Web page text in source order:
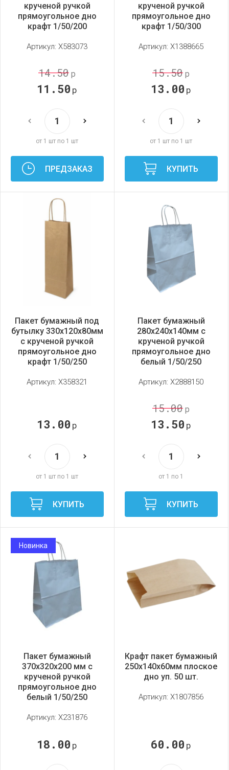
крученой ручкой
прямоугольное дно
крафт 1/50/200
Артикул: X583073
14.50р
11.50 р
от 1 шт по 1 шт
ПРЕДЗАКАЗ
крученой ручкой
прямоугольное дно
крафт 1/50/300
Артикул: X1388665
15.50р
13.00 р
от 1 шт по 1 шт
КУПИТЬ
Пакет бумажный под
бутылку 330х120х80мм
с крученой ручкой
прямоугольное дно
крафт 1/50/250
Артикул: X358321
13.00 р
от 1 шт по 1 шт
КУПИТЬ
Пакет бумажный
280х240х140мм с
крученой ручкой
прямоугольное дно
белый 1/50/250
Артикул: X2888150
15.00р
13.50 р
от 1 по 1
КУПИТЬ
Новинка
Пакет бумажный
370х320х200 мм с
крученой ручкой
прямоугольное дно
белый 1/50/250
Артикул: X231876
18.00 р
Крафт пакет бумажный
250х140х60мм плоское
дно уп. 50 шт.
Артикул: X1807856
60.00 р